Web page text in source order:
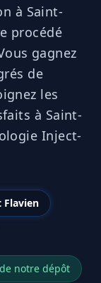
à Saint-
procédé
gagnez
de
les
à Saint-
Inject-
Flavien
de notre dépôt